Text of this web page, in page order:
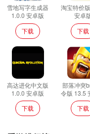
雪地写字生成器
1.0.0 安卓版
下载
淘宝特价
安卓
下载
高达进化中文版
1.0.0 安卓版
下载
部落冲突
令版 13.5
下载